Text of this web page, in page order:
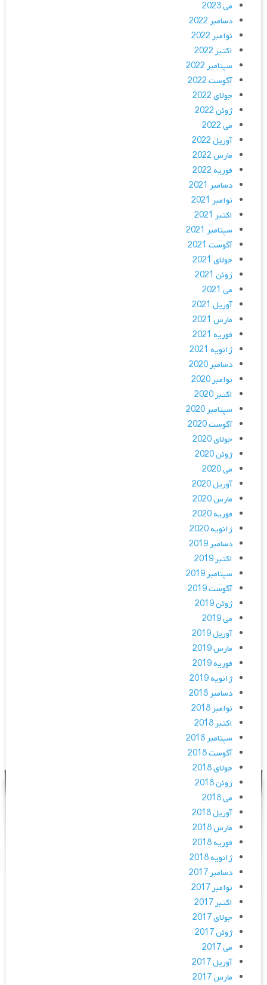
می 2023
دسامبر 2022
نوامبر 2022
اکتبر 2022
سپتامبر 2022
آگوست 2022
جولای 2022
ژوئن 2022
می 2022
آوریل 2022
مارس 2022
فوریه 2022
دسامبر 2021
نوامبر 2021
اکتبر 2021
سپتامبر 2021
آگوست 2021
جولای 2021
ژوئن 2021
می 2021
آوریل 2021
مارس 2021
فوریه 2021
ژانویه 2021
دسامبر 2020
نوامبر 2020
اکتبر 2020
سپتامبر 2020
آگوست 2020
جولای 2020
ژوئن 2020
می 2020
آوریل 2020
مارس 2020
فوریه 2020
ژانویه 2020
دسامبر 2019
اکتبر 2019
سپتامبر 2019
آگوست 2019
ژوئن 2019
می 2019
آوریل 2019
مارس 2019
فوریه 2019
ژانویه 2019
دسامبر 2018
نوامبر 2018
اکتبر 2018
سپتامبر 2018
آگوست 2018
جولای 2018
ژوئن 2018
می 2018
آوریل 2018
مارس 2018
فوریه 2018
ژانویه 2018
دسامبر 2017
نوامبر 2017
اکتبر 2017
جولای 2017
ژوئن 2017
می 2017
آوریل 2017
مارس 2017